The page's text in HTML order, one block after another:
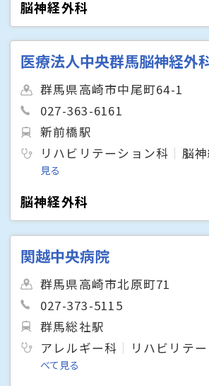
脳神経外科
医療法人中央群馬脳神経外
群馬県高崎市中尾町64-1
027-363-6161
新前橋駅
リハビリテーション科
脳
見る
脳神経外科
関越中央病院
群馬県高崎市北原町71
027-373-5115
群馬総社駅
アレルギー科
リハビリテ
べて見る